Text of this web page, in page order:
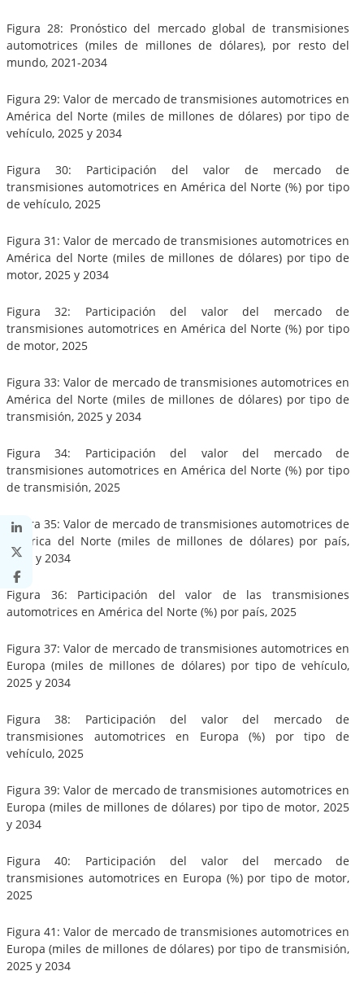
Figura 28: Pronóstico del mercado global de transmisiones
automotrices (miles de millones de dólares), por resto del
mundo, 2021-2034
Figura 29: Valor de mercado de transmisiones automotrices en
América del Norte (miles de millones de dólares) por tipo de
vehículo, 2025 y 2034
Figura 30: Participación del valor de mercado de
transmisiones automotrices en América del Norte (%) por tipo
de vehículo, 2025
Figura 31: Valor de mercado de transmisiones automotrices en
América del Norte (miles de millones de dólares) por tipo de
motor, 2025 y 2034
Figura 32: Participación del valor del mercado de
transmisiones automotrices en América del Norte (%) por tipo
de motor, 2025
Figura 33: Valor de mercado de transmisiones automotrices en
América del Norte (miles de millones de dólares) por tipo de
transmisión, 2025 y 2034
Figura 34: Participación del valor del mercado de
transmisiones automotrices en América del Norte (%) por tipo
de transmisión, 2025
Figura 35: Valor de mercado de transmisiones automotrices de
América del Norte (miles de millones de dólares) por país,
2025 y 2034
Figura 36: Participación del valor de las transmisiones
automotrices en América del Norte (%) por país, 2025
Figura 37: Valor de mercado de transmisiones automotrices en
Europa (miles de millones de dólares) por tipo de vehículo,
2025 y 2034
Figura 38: Participación del valor del mercado de
transmisiones automotrices en Europa (%) por tipo de
vehículo, 2025
Figura 39: Valor de mercado de transmisiones automotrices en
Europa (miles de millones de dólares) por tipo de motor, 2025
y 2034
Figura 40: Participación del valor del mercado de
transmisiones automotrices en Europa (%) por tipo de motor,
2025
Figura 41: Valor de mercado de transmisiones automotrices en
Europa (miles de millones de dólares) por tipo de transmisión,
2025 y 2034